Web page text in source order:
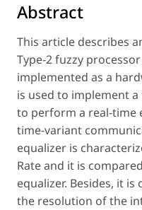
Abstract
This article describes
Type-2 fuzzy
implemented as a
is used to implement
to perform a real-time
time-variant
equalizer is
Rate and it is
equalizer. Besides, it
the resolution of the